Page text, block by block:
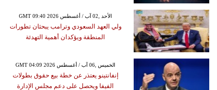
GMT 09:40 2026 الأحد ,02 آب / أغسطس
ولي العهد السعودي وترامب يبحثان تطورات
المنطقة ويؤكدان أهمية التهدئة
GMT 04:09 2026 الخميس ,06 آب / أغسطس
إنفانتينو يعتذر عن خطة بيع حقوق بطولات
الفيفا ويحصل على دعم مجلس الإدارة